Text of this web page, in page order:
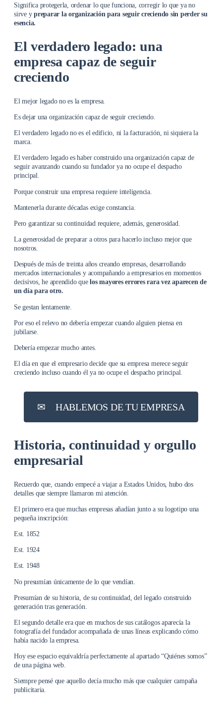
Significa protegerla, ordenar lo que funciona, corregir lo que ya no
sirve ypreparar la organización para seguir creciendo sin perder su
esencia.
El verdadero legado: una
empresa capaz de seguir
creciendo
El mejor legado no es la empresa.
Es dejar una organización capaz de seguir creciendo.
El verdadero legado no es el edificio, ni la facturación, ni siquiera la
marca.
El verdadero legado es haber construido una organización capaz de
seguir avanzando cuando su fundador ya no ocupe el despacho
principal.
Porque construir una empresa requiere inteligencia.
Mantenerla durante décadas exige constancia.
Pero garantizar su continuidad requiere, además, generosidad.
La generosidad de preparar a otros para hacerlo incluso mejor que
nosotros.
Después de más de treinta años creando empresas, desarrollando
mercados internacionales y acompañando a empresarios en momentos
decisivos, he aprendido quelos mayores errores rara vez aparecen de
un día para otro.
Se gestan lentamente.
Por eso el relevo no debería empezar cuando alguien piensa en
jubilarse.
Debería empezar mucho antes.
El día en que el empresario decide que su empresa merece seguir
creciendo incluso cuando él ya no ocupe el despacho principal.
✉︎ HABLEMOS DE TU EMPRESA
Historia, continuidad y orgullo
empresarial
Recuerdo que, cuando empecé a viajar a Estados Unidos, hubo dos
detalles que siempre llamaron mi atención.
El primero era que muchas empresas añadían junto a su logotipo una
pequeña inscripción:
Est. 1852
Est. 1924
Est. 1948
No presumían únicamente de lo que vendían.
Presumían de su historia, de su continuidad, del legado construido
generación tras generación.
El segundo detalle era que en muchos de sus catálogos aparecía la
fotografía del fundador acompañada de unas líneas explicando cómo
había nacido la empresa.
Hoy ese espacio equivaldría perfectamente al apartado “Quiénes somos”
de una página web.
Siempre pensé que aquello decía mucho más que cualquier campaña
publicitaria.